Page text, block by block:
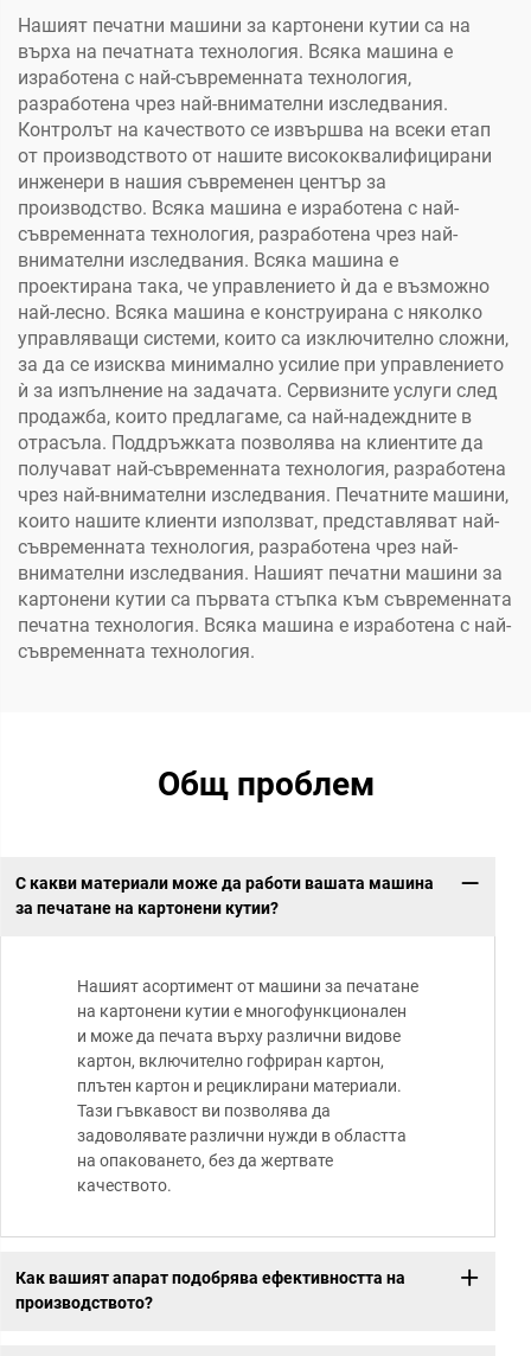
Нашият печатни машини за картонени кутии са на
върха на печатната технология. Всяка машина е
изработена с най-съвременната технология,
разработена чрез най-внимателни изследвания.
Контролът на качеството се извършва на всеки етап
от производството от нашите висококвалифицирани
инженери в нашия съвременен център за
производство. Всяка машина е изработена с най-
съвременната технология, разработена чрез най-
внимателни изследвания. Всяка машина е
проектирана така, че управлението ѝ да е възможно
най-лесно. Всяка машина е конструирана с няколко
управляващи системи, които са изключително сложни,
за да се изисква минимално усилие при управлението
ѝ за изпълнение на задачата. Сервизните услуги след
продажба, които предлагаме, са най-надеждните в
отрасъла. Поддръжката позволява на клиентите да
получават най-съвременната технология, разработена
чрез най-внимателни изследвания. Печатните машини,
които нашите клиенти използват, представляват най-
съвременната технология, разработена чрез най-
внимателни изследвания. Нашият печатни машини за
картонени кутии са първата стъпка към съвременната
печатна технология. Всяка машина е изработена с най-
съвременната технология.
Общ проблем
С какви материали може да работи вашата машина
за печатане на картонени кутии?
Нашият асортимент от машини за печатане
на картонени кутии е многофункционален
и може да печата върху различни видове
картон, включително гофриран картон,
плътен картон и рециклирани материали.
Тази гъвкавост ви позволява да
задоволявате различни нужди в областта
на опаковането, без да жертвате
качеството.
Как вашият апарат подобрява ефективността на
производството?